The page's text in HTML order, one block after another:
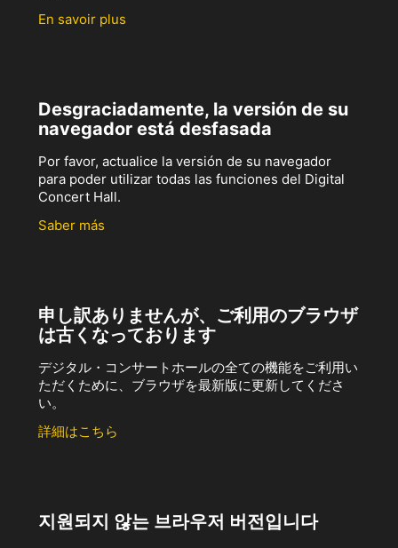
En savoir plus
Desgraciadamente, la versión de su
navegador está desfasada
Por favor, actualice la versión de su navegador
para poder utilizar todas las funciones del Digital
Concert Hall.
Saber más
申し訳ありませんが、ご利用のブラウザ
は古くなっております
デジタル・コンサートホールの全ての機能をご利用い
ただくために、ブラウザを最新版に更新してくださ
い。
詳細はこちら
지원되지 않는 브라우저 버전입니다